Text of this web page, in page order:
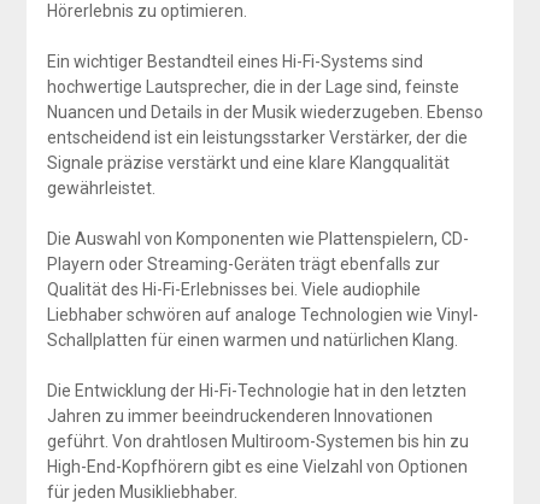
Hörerlebnis zu optimieren.
Ein wichtiger Bestandteil eines Hi-Fi-Systems sind
hochwertige Lautsprecher, die in der Lage sind, feinste
Nuancen und Details in der Musik wiederzugeben. Ebenso
entscheidend ist ein leistungsstarker Verstärker, der die
Signale präzise verstärkt und eine klare Klangqualität
gewährleistet.
Die Auswahl von Komponenten wie Plattenspielern, CD-
Playern oder Streaming-Geräten trägt ebenfalls zur
Qualität des Hi-Fi-Erlebnisses bei. Viele audiophile
Liebhaber schwören auf analoge Technologien wie Vinyl-
Schallplatten für einen warmen und natürlichen Klang.
Die Entwicklung der Hi-Fi-Technologie hat in den letzten
Jahren zu immer beeindruckenderen Innovationen
geführt. Von drahtlosen Multiroom-Systemen bis hin zu
High-End-Kopfhörern gibt es eine Vielzahl von Optionen
für jeden Musikliebhaber.